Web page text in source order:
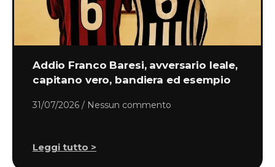
Addio Franco Baresi, avversario leale,
capitano vero, bandiera ed esempio
31/07/2026 Nessun commento
Leggi tutto >